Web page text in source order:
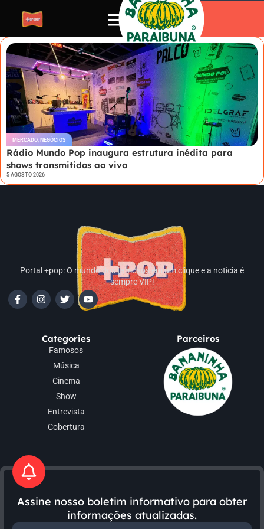
MERCADO, NEGÓCIOS
Rádio Mundo Pop inaugura estrutura inédita para
shows transmitidos ao vivo
5 AGOSTO 2026
Portal +pop: O mundo dos famosos em um clique e a notícia é
sempre VIP!
Categories
Famosos
Música
Cinema
Show
Entrevista
Cobertura
Parceiros
Assine nosso boletim informativo para obter
informações atualizadas.